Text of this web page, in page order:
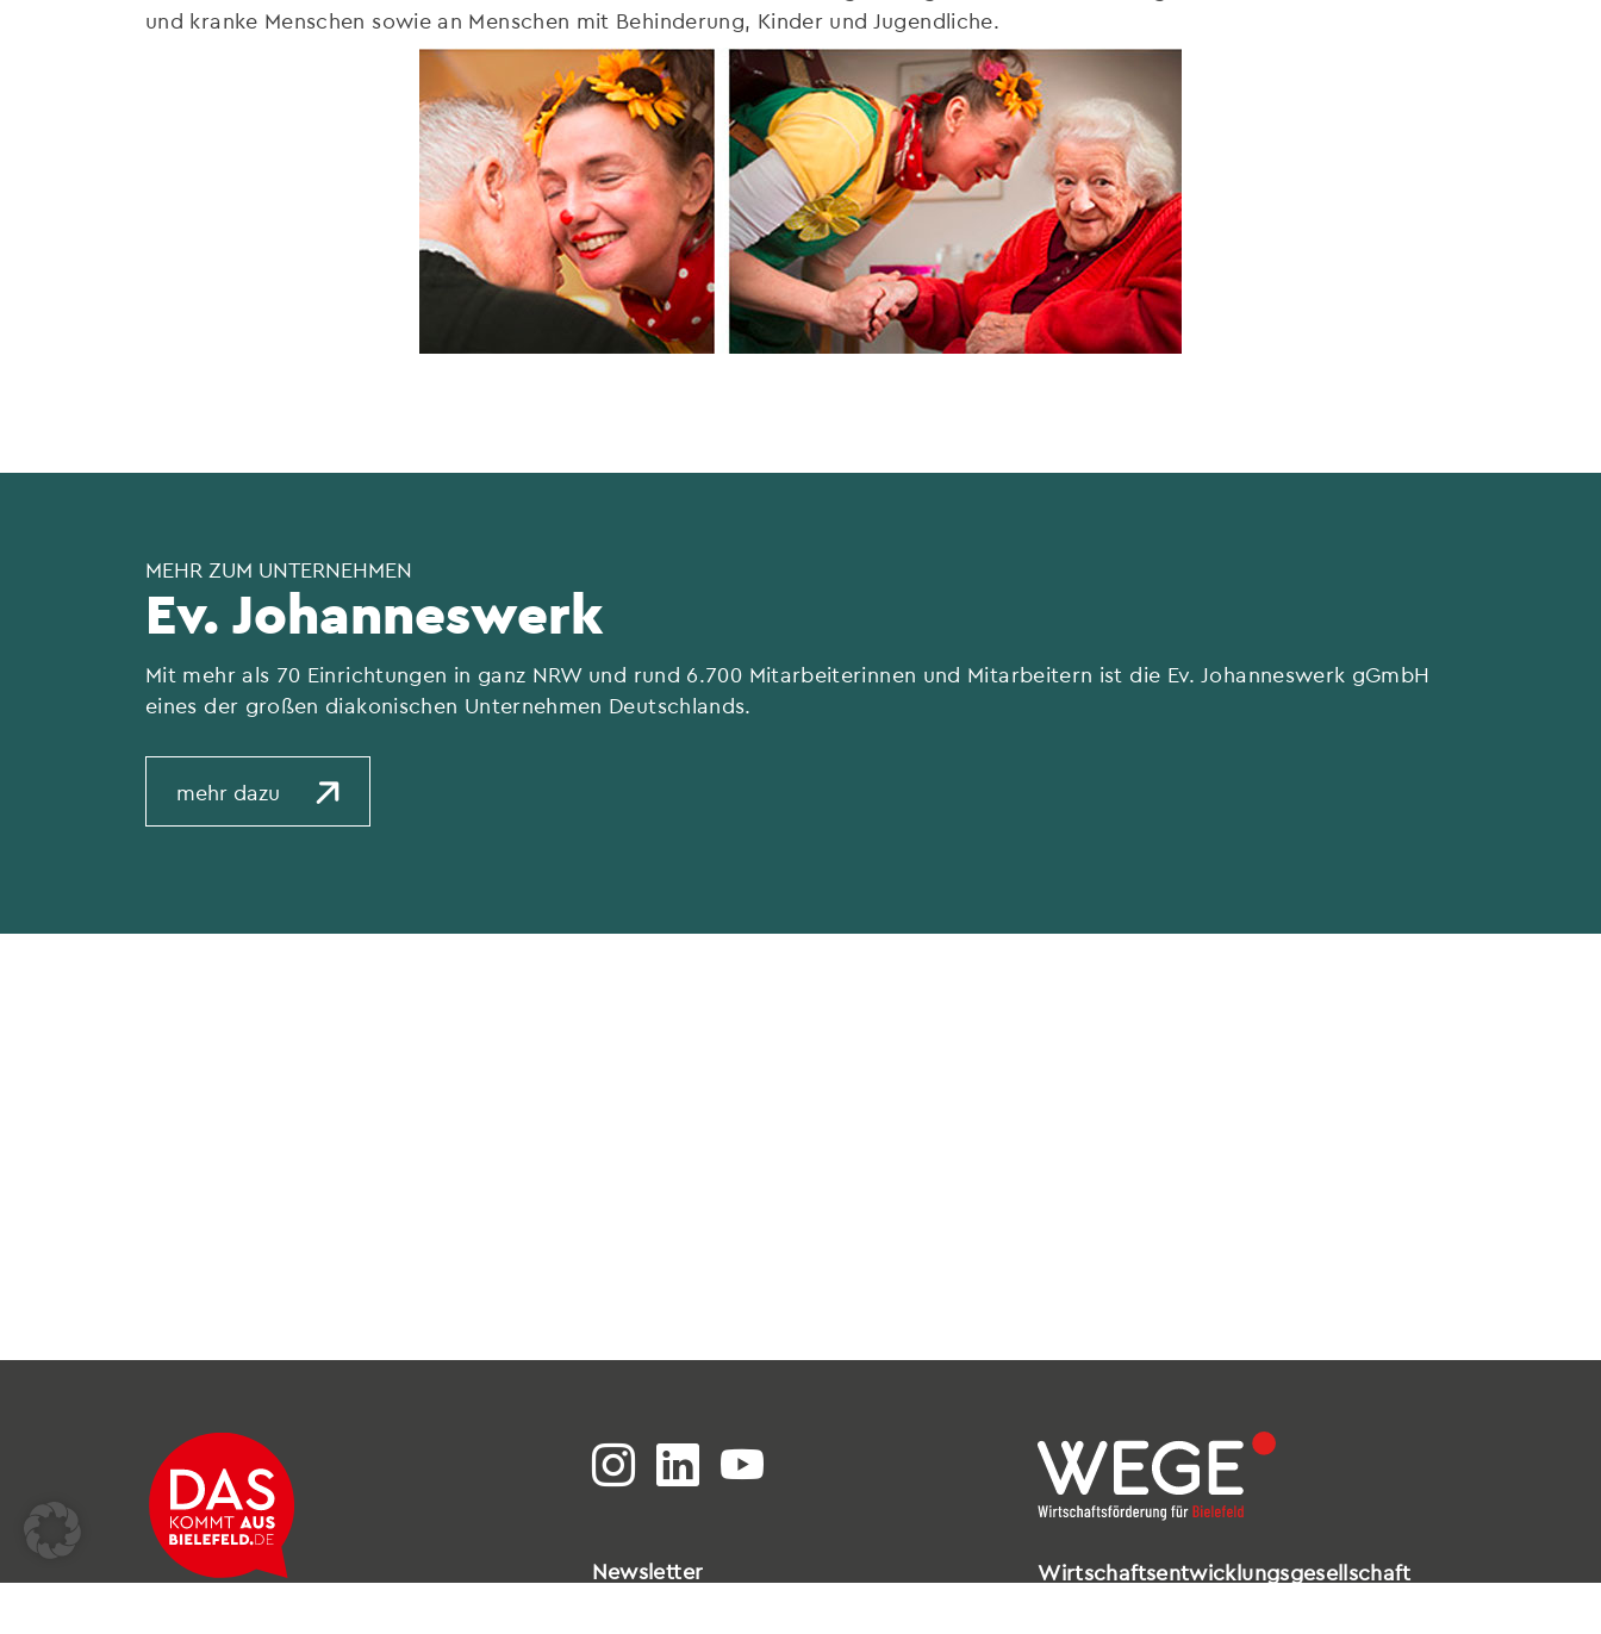
und kranke Menschen sowie an Menschen mit Behinderung, Kinder und Jugendliche.
MEHR ZUM UNTERNEHMEN
Ev. Johanneswerk
Mit mehr als 70 Einrichtungen in ganz NRW und rund 6.700 Mitarbeiterinnen und Mitarbeitern ist die Ev. Johanneswerk gGmbH
eines der großen diakonischen Unternehmen Deutschlands.
mehr dazu
Newsletter
Wirtschaftsentwicklungsgesellschaft